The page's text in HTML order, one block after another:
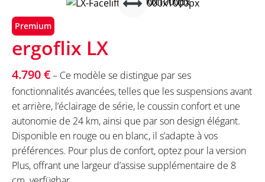
Premium
ergoflix LX
4.790 €– Ce modèle se distingue par ses
fonctionnalités avancées, telles que les suspensions avant
et arrière, l’éclairage de série, le coussin confort et une
autonomie de 24 km, ainsi que par son design élégant.
Disponible en rouge ou en blanc, il s’adapte à vos
préférences. Pour plus de confort, optez pour la version
Plus, offrant une largeur d’assise supplémentaire de 8